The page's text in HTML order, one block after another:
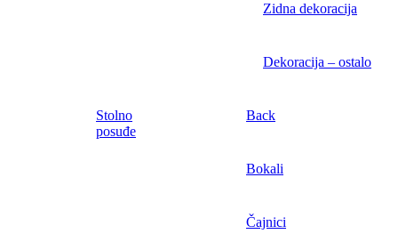
Zidna dekoracija
Dekoracija – ostalo
Stolno
posuđe
Back
Bokali
Čajnici